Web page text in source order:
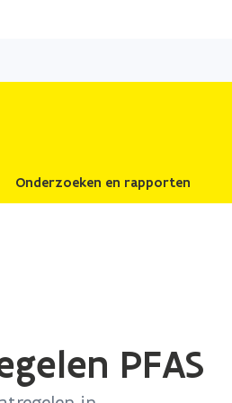
naar
Onderzoeken en rapporten
PFAS